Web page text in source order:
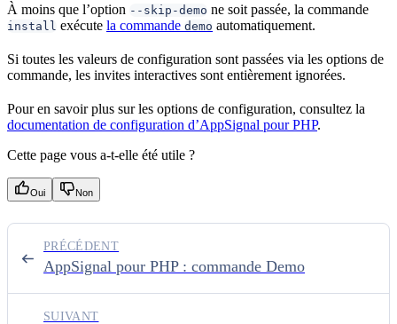
À moins que l’option --skip-demo ne soit passée, la commande
install exécute la commande demo automatiquement.
Si toutes les valeurs de configuration sont passées via les options de
commande, les invites interactives sont entièrement ignorées.
Pour en savoir plus sur les options de configuration, consultez la
documentation de configuration d’AppSignal pour PHP.
Cette page vous a-t-elle été utile ?
Oui Non
AppSignal pour PHP : commande Demo
PRÉCÉDENT
SUIVANT